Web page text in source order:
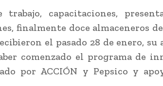
trabajo, capacitaciones,
finalmente doce almaceneros de
el pasado 28 de enero, su
comenzado el programa de
por ACCIÓN y Pepsico y